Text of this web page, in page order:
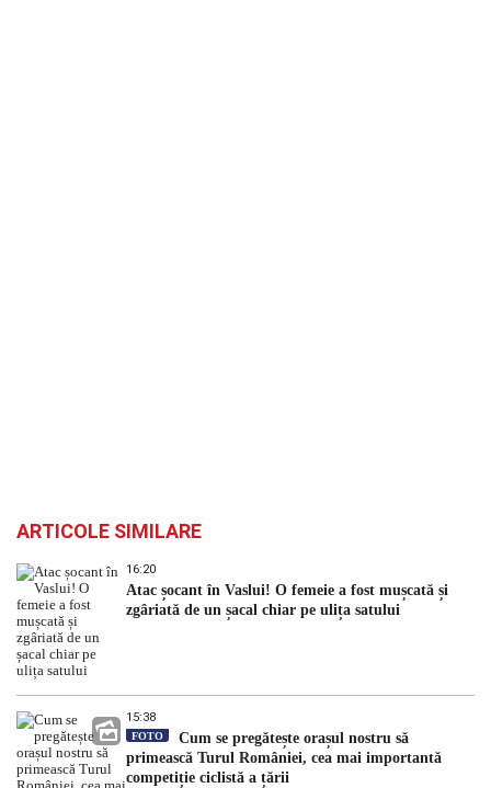
ARTICOLE SIMILARE
16:20
Atac șocant în Vaslui! O femeie a fost mușcată și
zgâriată de un șacal chiar pe ulița satului
15:38
FOTO
Cum se pregătește orașul nostru să
primească Turul României, cea mai importantă
competiție ciclistă a țării